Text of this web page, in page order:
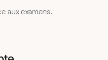
aux examens.